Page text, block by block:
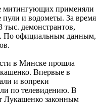
митингующих применяли
и водометы. За время
тыс. демонстрантов,
По официальным данным,
в Минске прошла
Впервые в
и вопреки
по телевидению. В
Лукашенко законным